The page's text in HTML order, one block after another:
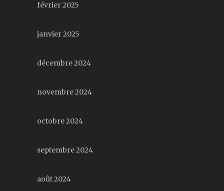
février 2025
janvier 2025
décembre 2024
novembre 2024
octobre 2024
septembre 2024
août 2024